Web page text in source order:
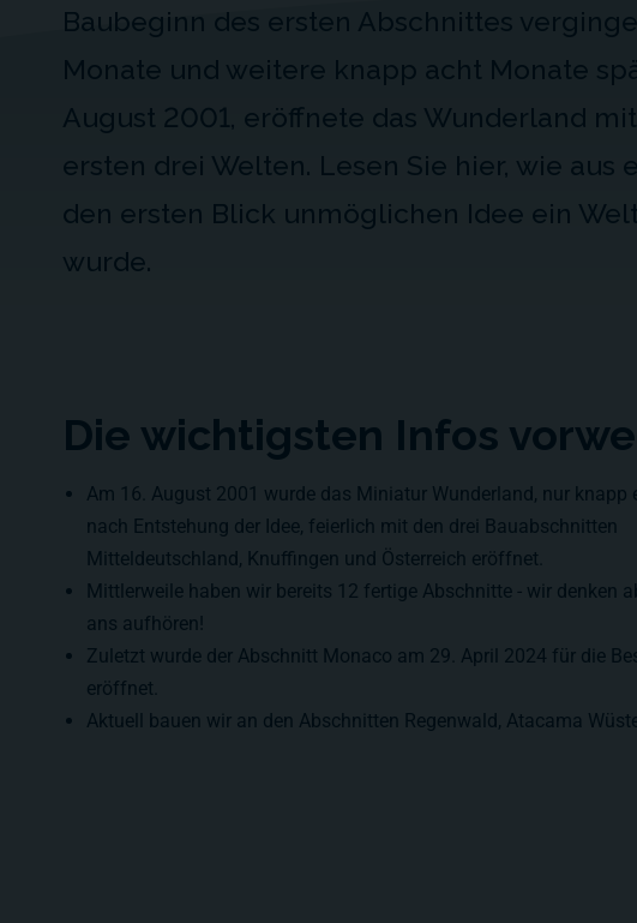
Baubeginn des ersten Abschnittes
Monate und weitere knapp acht Monate
August 2001, eröffnete das Wunderland
ersten drei Welten. Lesen Sie hier, wie aus
den ersten Blick unmöglichen Idee ein
wurde.
Die wichtigsten Infos
Am 16. August 2001 wurde das Miniatur Wunderland, nur knapp
nach Entstehung der Idee, feierlich mit den drei Bauabschnitten
Mitteldeutschland, Knuffingen und Österreich eröffnet.
Mittlerweile haben wir bereits 12 fertige Abschnitte - wir denken
ans aufhören!
Zuletzt wurde der Abschnitt Monaco am 29. April 2024 für die
eröffnet.
Aktuell bauen wir an den Abschnitten Regenwald, Atacama